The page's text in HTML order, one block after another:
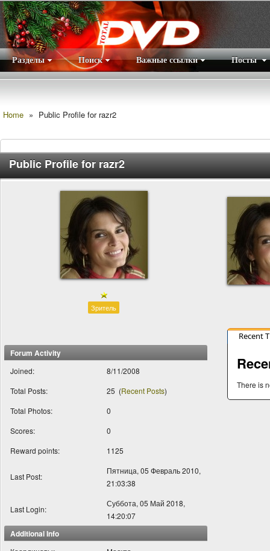
Разделы Поиск Важные ссылки Посты
Home » Public Profile for razr2
Public Profile for razr2
Зритель
Forum Activity
Joined:
8/11/2008
Total Posts:
25 (Recent Posts)
Total Photos:
0
Scores:
0
Reward points:
1125
Last Post:
Пятница, 05 Февраль 2010,
21:03:38
Last Login:
Суббота, 05 Май 2018,
14:20:07
Additional Info
Recent
There is